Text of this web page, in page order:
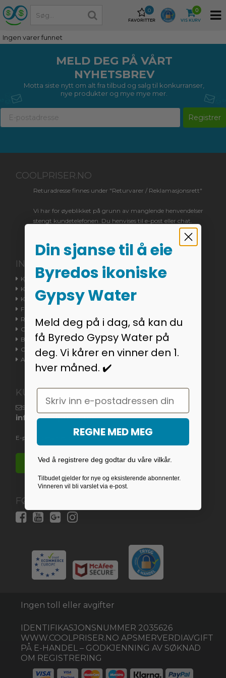
FAVORITTER
0
VIS KURV
0
Ingen varer funnet
MELD DEG PÅ VÅRT
NYHETSBREV
Motta siste nytt om alt fra tilbud og salg til konkurranser,
nye produkter og mye mye mer.
Registrer
COOLPRISER.NO
Returadresse finnes under "Returvarer / Reklamasjonsrett"
Vi har for øyeblikket på grunn av manglende henvendelser
stengt kundetelefonen. Du henvises til e-post eller chat.
INFORMASJON
Kjøpsvilkår
Kontakt oss
Kundeservice
Fraktinformasjon
Returvarer / Reklamasjonsrett
Godkjent nettbutikken / Trustpilot
Bestillingsstatus
Cookieinnstillinger
Angreskjema
KUNDESERVICE
Skriv til oss på
info@coolpriser.no
E-poster besvares på hverdager innen 48 timer.
KLIKK HER FOR CHATBOT
FØLG OSS HER:
Ingen toll eller avgifter
IDENTIFIKASJONSNUMMER 2035626
WWW.COOLPRISER.NO APSMERVERDIAVGIFT
PÅ E-HANDEL – GODKJENNING AV SØKNAD
OM REGISTRERING
Din sjanse til å eie
Byredos ikoniske
Gypsy Water
Meld deg på i dag, så kan du
få Byredo Gypsy Water på
deg. Vi kårer en vinner den 1.
hver måned. ✔️
Email
REGNE MED MEG
Ved å registrere deg godtar du våre vilkår.
Tilbudet gjelder for nye og eksisterende abonnenter.
Vinneren vil bli varslet via e-post.